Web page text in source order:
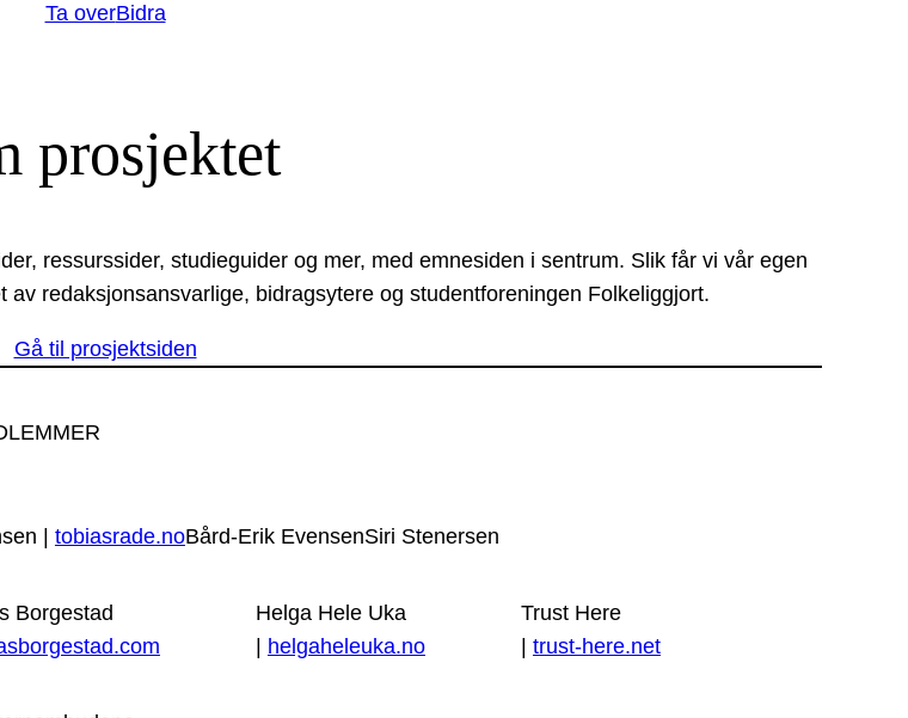
Ta overBidra
prosjektet
ressurssider, studieguider og mer, med emnesiden i sentrum. Slik får vi vår egen
redaksjonsansvarlige, bidragsytere og studentforeningen Folkeliggjort.
Gå til prosjektsiden
| tobiasrade.noBård-Erik EvensenSiri Stenersen
Borgestad
Helga Hele Uka
| helgaheleuka.no
Trust Here
| trust-here.net